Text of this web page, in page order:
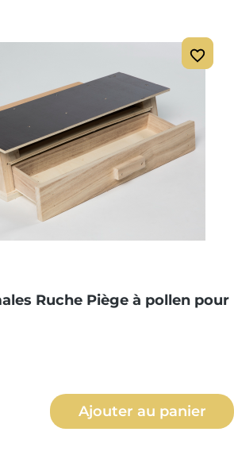
Ruche Piège à pollen pour
: Entrez la
Ajouter au panier